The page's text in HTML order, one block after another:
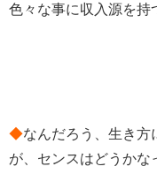
色々な事に収入源を持
◆なんだろう、生き方
が、センスはどうかな